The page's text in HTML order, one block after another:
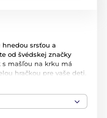
hnedou srsťou a
od švédskej značky
mašľou na krku má
hračkou pre vaše deti.